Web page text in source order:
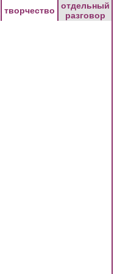
творчество
отдельный
разговор